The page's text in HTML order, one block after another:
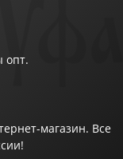
опт.
магазин. Все